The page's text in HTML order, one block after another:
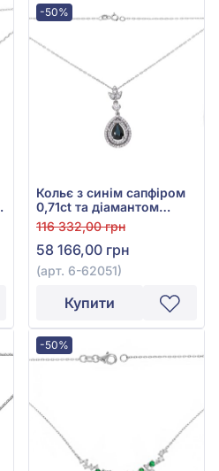
-50%
Кольє з синім сапфіром
0,71ct та діамантом
0,26ct із білого золота
585°, арт. 6-62051
116 332,00 грн
58 166,00 грн
(арт. 6-62051)
Купити
-50%